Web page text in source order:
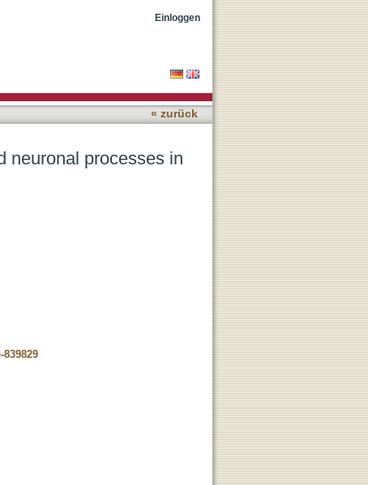
Einloggen
« zurück
neuronal processes in